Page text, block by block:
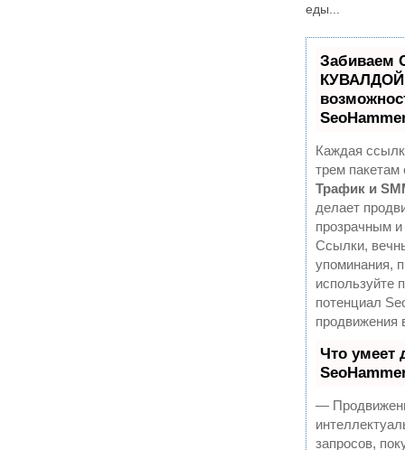
еды...
Забиваем
КУВАЛДОЙ
Каждая
трем пакетам
Трафик и
делает
прозрачным
Ссылки,
упоминания,
используйте
потенциал
продвижения
Что умеет
—
запросов,